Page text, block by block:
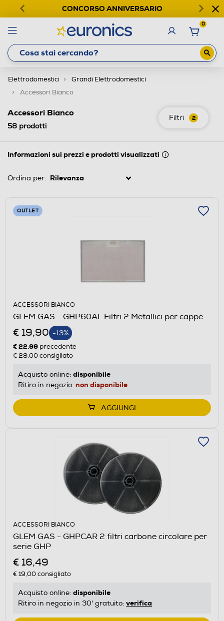
CONCORSO ANNIVERSARIO
0
Elettrodomestici
Grandi Elettrodomestici
Accessori Bianco
Filtri 2
Accessori Bianco
58 prodotti
Informazioni sui prezzi e prodotti visualizzati
Ordina per:
OUTLET
ACCESSORI BIANCO
GLEM GAS - GHP60AL Filtri 2 Metallici per cappe
€ 19,90 -13%
€ 22,99 precedente
€ 28,00consigliato
Acquisto online: disponibile
Ritiro in negozio: non disponibile
AGGIUNGI
ACCESSORI BIANCO
GLEM GAS - GHPCAR 2 filtri carbone circolare per
serie GHP
€ 16,49
€ 19,00consigliato
Acquisto online: disponibile
Ritiro in negozio in 30' gratuito: verifica